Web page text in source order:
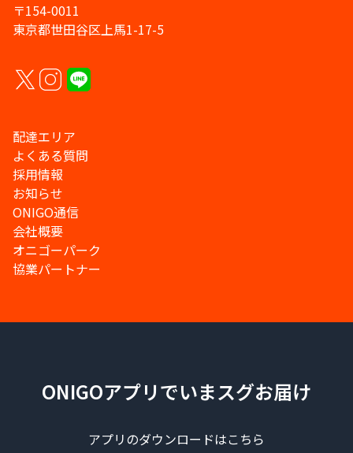
〒154-0011
東京都世田谷区上馬1-17-5
配達エリア
よくある質問
採用情報
お知らせ
ONIGO通信
会社概要
オニゴーパーク
協業パートナー
ONIGOアプリでいまスグお届け
アプリのダウンロードはこちら